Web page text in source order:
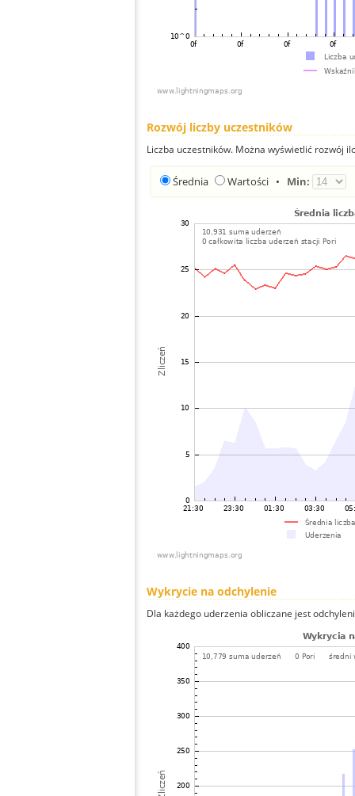
Rozwój liczby uczestników
Liczba uczestników. Można wyświetlić rozwój
Średnia Wartości • Min:
Wykrycie na odchylenie
Dla każdego uderzenia obliczane jest